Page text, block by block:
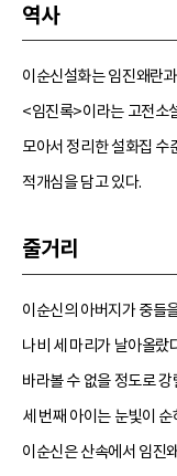
역사
이순신설화는 임진왜란
<임진록>이라는 고전소
모아서 정리한 설화집 수
적개심을 담고 있다.
줄거리
이순신의 아버지가 중들
나비 세 마리가 날아올랐
바라볼 수 없을 정도로
세 번째 아이는 눈빛이
이순신은 산속에서 임진